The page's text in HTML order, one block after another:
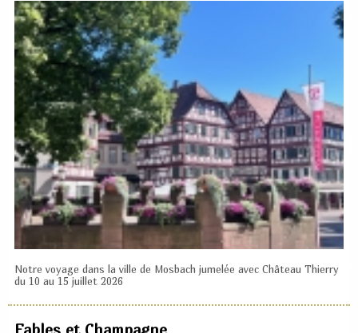
Notre voyage dans la ville de Mosbach jumelée avec Château Thierry
du 10 au 15 juillet 2026